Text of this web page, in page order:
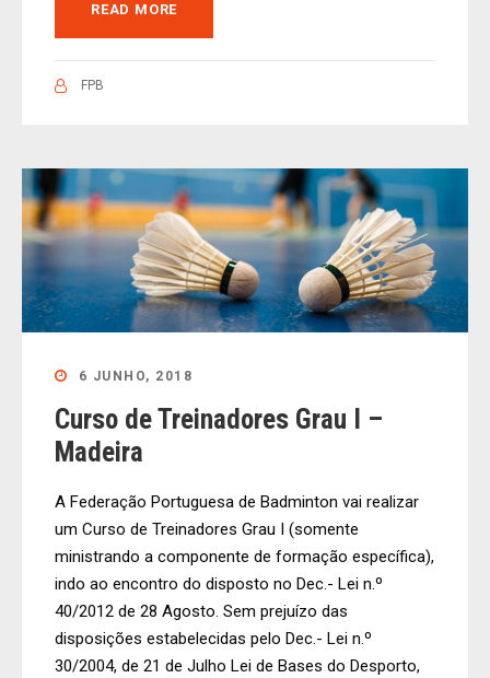
READ MORE
FPB
6 JUNHO, 2018
Curso de Treinadores Grau I –
Madeira
A Federação Portuguesa de Badminton vai realizar
um Curso de Treinadores Grau I (somente
ministrando a componente de formação específica),
indo ao encontro do disposto no Dec.- Lei n.º
40/2012 de 28 Agosto. Sem prejuízo das
disposições estabelecidas pelo Dec.- Lei n.º
30/2004, de 21 de Julho Lei de Bases do Desporto,